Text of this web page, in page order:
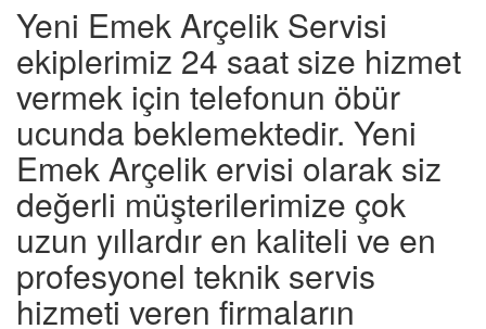
Yeni Emek Arçelik Servisi
ekiplerimiz 24 saat size hizmet
vermek için telefonun öbür
ucunda beklemektedir. Yeni
Emek Arçelik ervisi olarak siz
değerli müşterilerimize çok
uzun yıllardır en kaliteli ve en
profesyonel teknik servis
hizmeti veren firmaların